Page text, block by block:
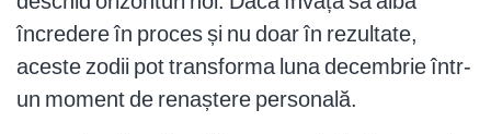
încredere în proces și nu doar în rezultate,
aceste zodii pot transforma luna decembrie într-
un moment de renaștere personală.